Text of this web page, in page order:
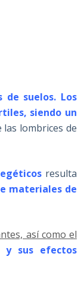
de suelos. Los
siendo un
lombrices de
resulta
materiales de
así como el
y sus efectos